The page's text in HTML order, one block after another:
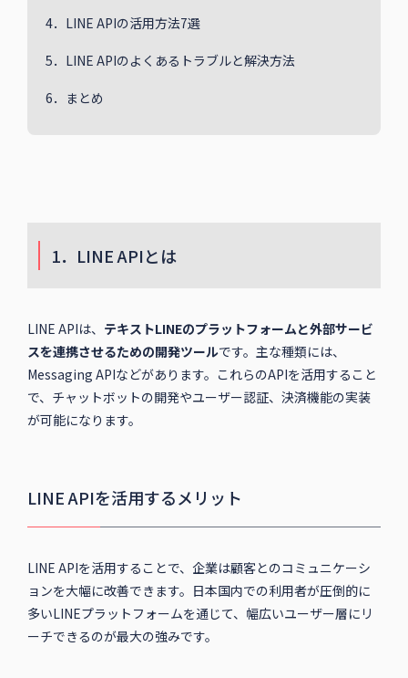
4．LINE APIの活用方法7選
5．LINE APIのよくあるトラブルと解決方法
6．まとめ
1．LINE APIとは
LINE APIは、 テキストLINEのプラットフォームと外部サービ
スを連携させるための開発ツールです。主な種類には、
Messaging APIなどがあります。これらのAPIを活用すること
で、チャットボットの開発やユーザー認証、決済機能の実装
が可能になります。
LINE APIを活用するメリット
LINE APIを活用することで、企業は顧客とのコミュニケーシ
ョンを大幅に改善できます。日本国内での利用者が圧倒的に
多いLINEプラットフォームを通じて、幅広いユーザー層にリ
ーチできるのが最大の強みです。